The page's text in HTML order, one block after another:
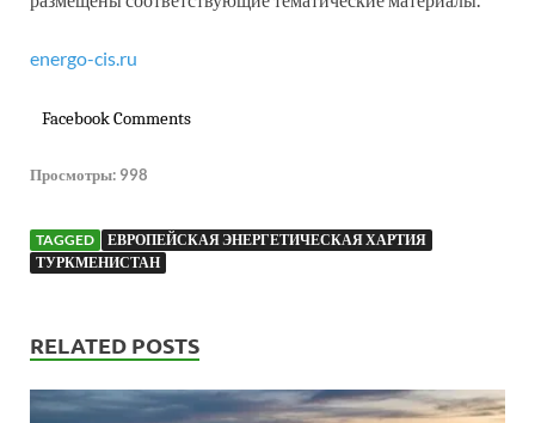
energo-cis.ru
Facebook Comments
Просмотры: 998
TAGGED
ЕВРОПЕЙСКАЯ ЭНЕРГЕТИЧЕСКАЯ ХАРТИЯ
ТУРКМЕНИСТАН
RELATED POSTS